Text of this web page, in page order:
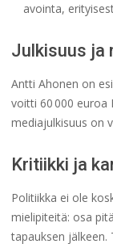
avointa,
Julkisuus ja
Antti Ahonen on
voitti 60 000 euroa
mediajulkisuus on
Kritiikki ja
Politiikka ei ole
mielipiteitä: osa
tapauksen